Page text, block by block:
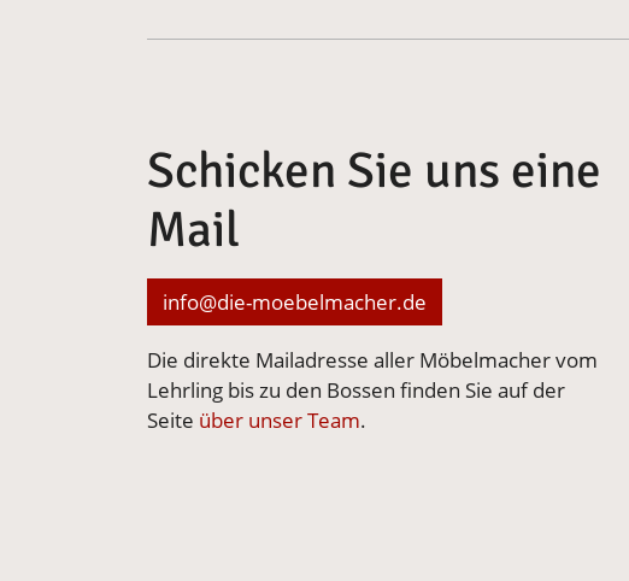
Schicken Sie uns eine
Mail
info@die-moebelmacher.de
Die direkte Mailadresse aller Möbelmacher vom
Lehrling bis zu den Bossen finden Sie auf der
Seite über unser Team.